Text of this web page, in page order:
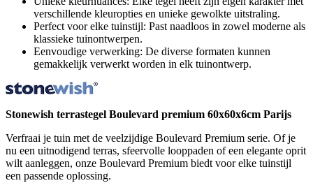
verschillende kleuropties en unieke gewolkte uitstraling.
Perfect voor elke tuinstijl: Past naadloos in zowel moderne als
klassieke tuinontwerpen.
Eenvoudige verwerking: De diverse formaten kunnen
gemakkelijk verwerkt worden in elk tuinontwerp.
Stonewish terrastegel Boulevard premium 60x60x6cm Parijs
Verfraai je tuin met de veelzijdige Boulevard Premium serie. Of je
nu een uitnodigend terras, sfeervolle looppaden of een elegante oprit
wilt aanleggen, onze Boulevard Premium biedt voor elke tuinstijl
een passende oplossing.